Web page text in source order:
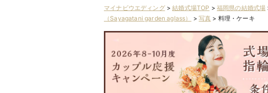
マイナビウエディング>結婚式場TOP > 福岡県の結婚式場
（Sayagatani garden aglass）
> 写真 > 料理・ケーキ